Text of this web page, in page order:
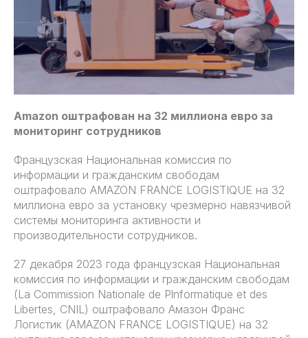
Amazon оштрафован на 32 миллиона евро за
мониторинг сотрудников
Французская Национальная комиссия по
информации и гражданским свободам
оштрафовало AMAZON FRANCE LOGISTIQUE на 32
миллиона евро за установку чрезмерно навязчивой
системы мониторинга активности и
производительности сотрудников.
27 декабря 2023 года французская Национальная
комиссия по информации и гражданским свободам
(La Commission Nationale de Plnformatique et des
Libertes, CNIL) оштрафовало Амазон Франс
Логистик (AMAZON FRANCE LOGISTIQUE) на 32